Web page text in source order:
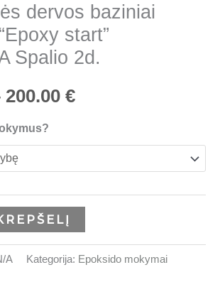
dervos baziniai
start”
Spalio 2d.
200.00 €
A Kategorija: Epoksido mokymai